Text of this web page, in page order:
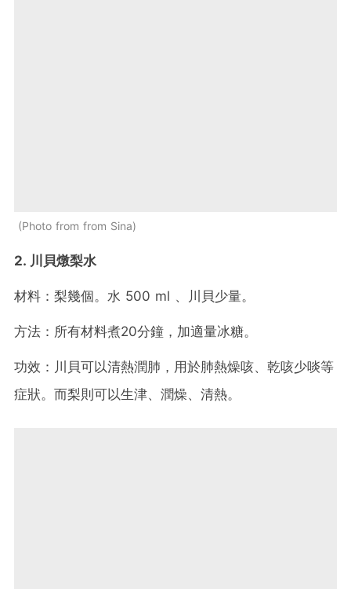
Photo from from Sina
2. 川貝燉梨水
材料：梨幾個。水 500 ml 、川貝少量。
方法：所有材料煮20分鐘，加適量冰糖。
功效：川貝可以清熱潤肺，用於肺熱燥咳、乾咳少啖等
症狀。而梨則可以生津、潤燥、清熱。